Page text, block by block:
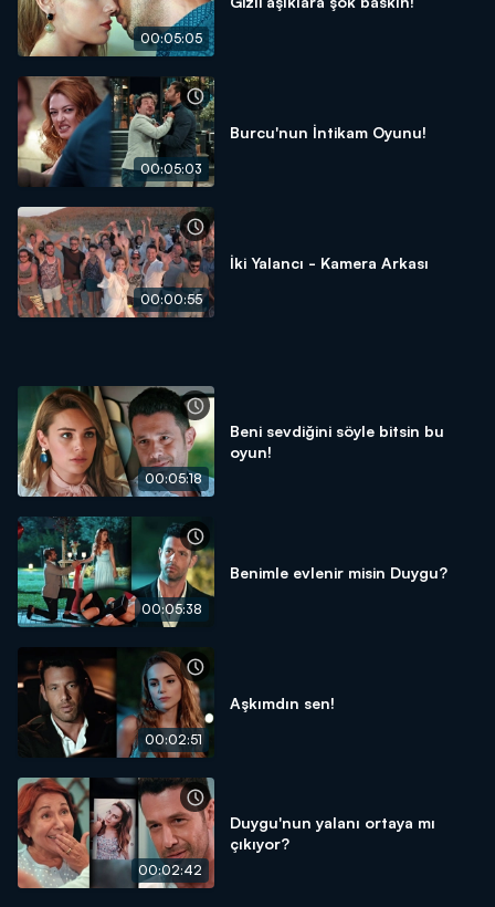
00:05:05
00:05:03
Burcu'nun İntikam Oyunu!
00:00:55
İki Yalancı - Kamera Arkası
00:05:18
Beni sevdiğini söyle bitsin bu
oyun!
00:05:38
Benimle evlenir misin Duygu?
00:02:51
Aşkımdın sen!
00:02:42
Duygu'nun yalanı ortaya mı
çıkıyor?